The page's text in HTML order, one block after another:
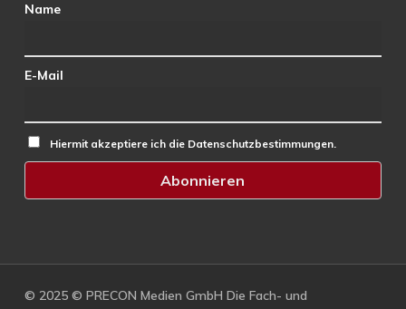
Name
E-Mail
Hiermit akzeptiere ich die Datenschutzbestimmungen.
© 2025 © PRECON Medien GmbH Die Fach- und